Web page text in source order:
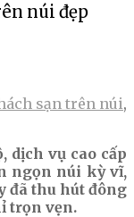
núi đẹp
sạn trên núi,
dịch vụ cao cấp
ngọn núi kỳ vĩ,
đã thu hút đông
trọn vẹn.